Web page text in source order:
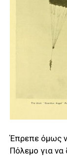
Έπρεπε όμως
Πόλεμο για να